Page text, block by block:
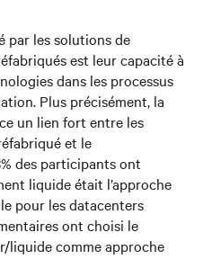
par les solutions de
est leur capacité à
dans les processus
Plus précisément, la
un lien fort entre les
et le
des participants ont
liquide était l’approche
pour les datacenters
ont choisi le
liquide comme approche